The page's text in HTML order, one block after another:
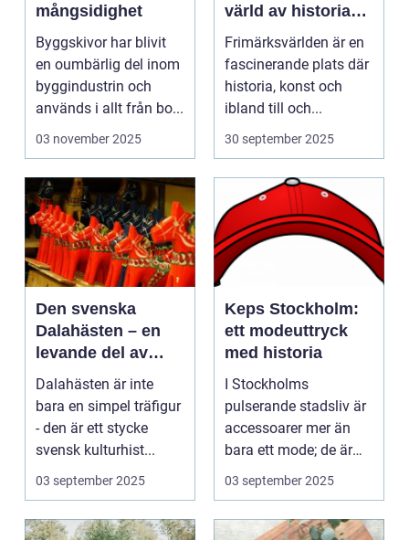
mångsidighet
Byggskivor har blivit
en oumbärlig del inom
byggindustrin och
används i allt från bo...
03 november 2025
värld av historia
och samlande
Frimärksvärlden är en
fascinerande plats där
historia, konst och
ibland till och...
30 september 2025
Den svenska
Dalahästen – en
levande del av
Sveriges
kulturhistoria.
Dalahästen är inte
bara en simpel träfigur
- den är ett stycke
svensk kulturhist...
03 september 2025
Keps Stockholm:
ett modeuttryck
med historia
I Stockholms
pulserande stadsliv är
accessoarer mer än
bara ett mode; de är
uttryck f...
03 september 2025